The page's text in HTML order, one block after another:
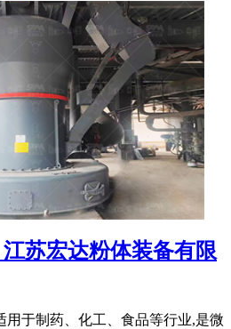
苏宏达粉体装备有限
用于制药、化工、食品等行业,是微